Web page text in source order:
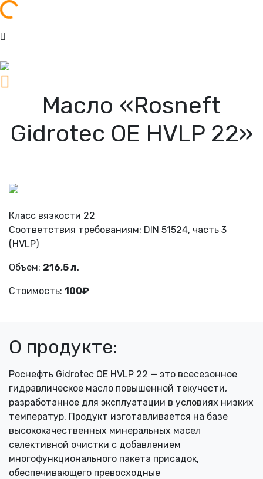
Масло «Rosneft
Gidrotec OE HVLP 22»
Класс вязкости 22
Соответствия требованиям: DIN 51524, часть 3
(HVLP)
Объем: 216,5 л.
Стоимость: 100₽
О продукте:
Роснефть Gidrotec OE HVLP 22 — это всесезонное
гидравлическое масло повышенной текучести,
разработанное для эксплуатации в условиях низких
температур. Продукт изготавливается на базе
высококачественных минеральных масел
селективной очистки с добавлением
многофункционального пакета присадок,
обеспечивающего превосходные